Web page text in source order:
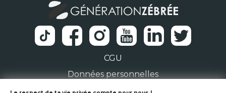
CGU
Données personnelles